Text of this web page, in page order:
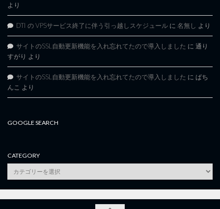
より
DTI の VPSサービス終了に伴う引っ越しスケジュール に 名無し より
サイトのSSL自動更新機能を入れ忘れてたので導入しました に 通り
すがり より
サイトのSSL自動更新機能を入れ忘れてたので導入しました に ぱち
んこ より
GOOGLE SEARCH
CATEGORY
category